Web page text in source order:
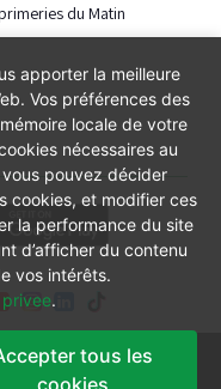
du Matin
générales
apporter la meilleure
Vos préférences des
locale de votre
nécessaires au
pouvez décider
cookies, et modifier ces
la performance du site
d’afficher du contenu
vos intérêts.
.
tous les
cookies